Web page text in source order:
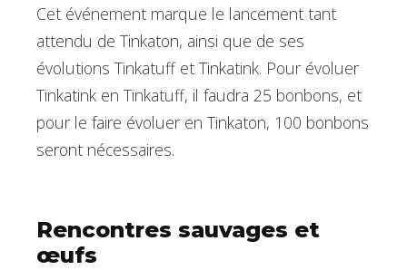
Cet événement marque le lancement tant
attendu de Tinkaton, ainsi que de ses
évolutions Tinkatuff et Tinkatink. Pour évoluer
Tinkatink en Tinkatuff, il faudra 25 bonbons, et
pour le faire évoluer en Tinkaton, 100 bonbons
seront nécessaires.
Rencontres sauvages et
œufs